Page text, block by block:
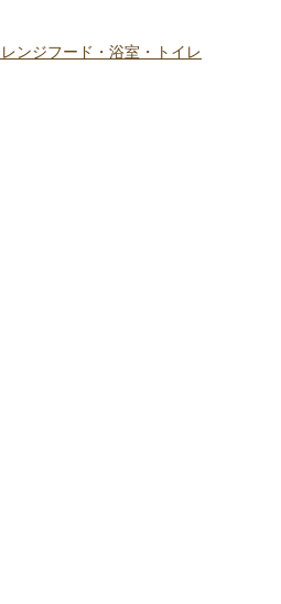
ンジフード・浴室・トイレ